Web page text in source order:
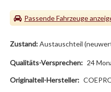
Passende Fahrzeuge
Zustand:Austauschteil
Qualitäts-Versprechen: 24
Originalteil-Hersteller: